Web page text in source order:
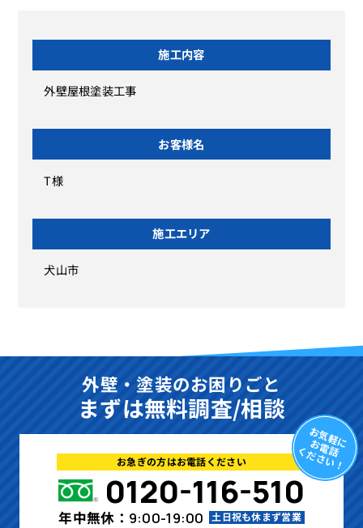
施工内容
外壁屋根塗装工事
お客様名
T様
施工エリア
犬山市
外壁・塗装のお困りごと
まずは無料調査/相談
お気軽に
お電話
ください！
お急ぎの方はお電話ください
0120-116-510
年中無休： 9:00-19:00 土日祝も休まず営業